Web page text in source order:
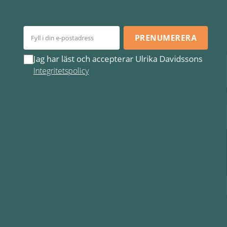
PRENUMERERA
Jag har läst och accepterar Ulrika Davidssons
Integritetspolicy